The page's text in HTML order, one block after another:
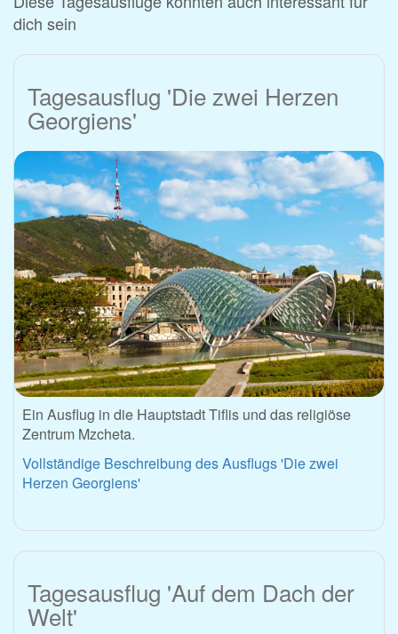
dich sein
Tagesausflug 'Die zwei Herzen
Georgiens'
Ein Ausflug in die Hauptstadt Tiflis und das religiöse
Zentrum Mzcheta.
Vollständige Beschreibung des Ausflugs 'Die zwei
Herzen Georgiens'
Tagesausflug 'Auf dem Dach der
Welt'